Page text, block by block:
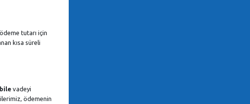
tutarı için
kısa süreli
vadeyi
ödemenin